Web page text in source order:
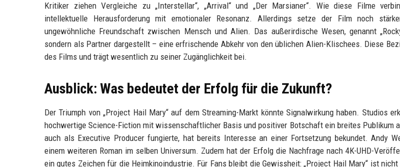
Kritiker ziehen Vergleiche zu „Interstellar“, „Arrival“ und „Der Marsianer“. Wie diese Filme
intellektuelle Herausforderung mit emotionaler Resonanz. Allerdings setze der Film noch
ungewöhnliche Freundschaft zwischen Mensch und Alien. Das außerirdische Wesen, genannt
sondern als Partner dargestellt – eine erfrischende Abkehr von den üblichen Alien-Klischees. Diese
des Films und trägt wesentlich zu seiner Zugänglichkeit bei.
Ausblick: Was bedeutet der Erfolg für die Zukunft?
Der Triumph von „Project Hail Mary“ auf dem Streaming-Markt könnte Signalwirkung haben. Studios
hochwertige Science-Fiction mit wissenschaftlicher Basis und positiver Botschaft ein breites Publikum
auch als Executive Producer fungierte, hat bereits Interesse an einer Fortsetzung bekundet. Andy
einem weiteren Roman im selben Universum. Zudem hat der Erfolg die Nachfrage nach 4K-UHD-
ein gutes Zeichen für die Heimkinoindustrie. Für Fans bleibt die Gewissheit: „Project Hail Mary“ ist